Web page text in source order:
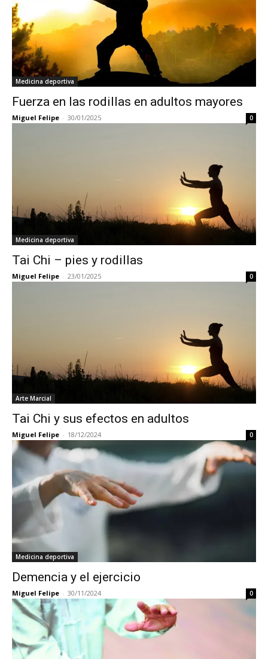
Medicina deportiva
Fuerza en las rodillas en adultos mayores
Miguel Felipe - 30/01/2025 0
Medicina deportiva
Tai Chi – pies y rodillas
Miguel Felipe - 23/01/2025 0
Arte Marcial
Tai Chi y sus efectos en adultos
Miguel Felipe - 18/12/2024 0
Medicina deportiva
Demencia y el ejercicio
Miguel Felipe - 30/11/2024 0